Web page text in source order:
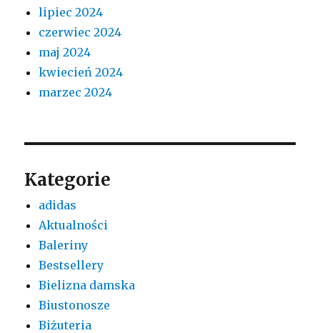
lipiec 2024
czerwiec 2024
maj 2024
kwiecień 2024
marzec 2024
Kategorie
adidas
Aktualności
Baleriny
Bestsellery
Bielizna damska
Biustonosze
Biżuteria